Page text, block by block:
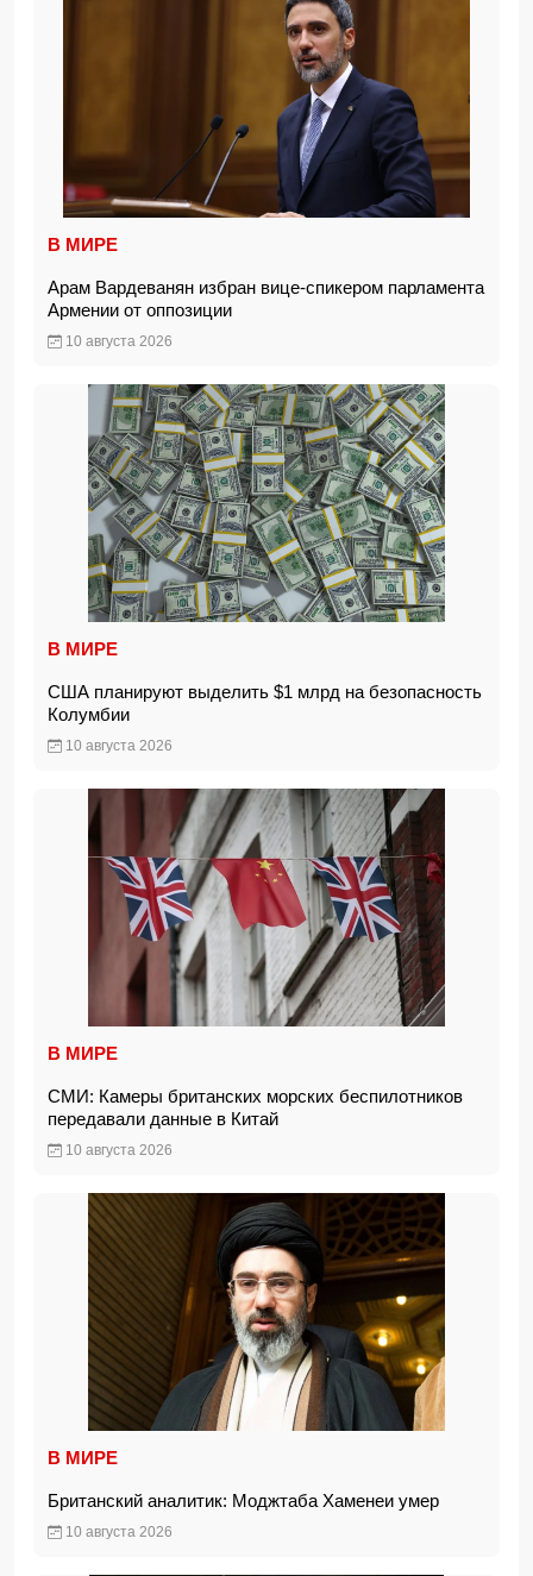
В МИРЕ
Арам Вардеванян избран вице-спикером парламента
Армении от оппозиции
10 августа 2026
В МИРЕ
США планируют выделить $1 млрд на безопасность
Колумбии
10 августа 2026
В МИРЕ
СМИ: Камеры британских морских беспилотников
передавали данные в Китай
10 августа 2026
В МИРЕ
Британский аналитик: Моджтаба Хаменеи умер
10 августа 2026